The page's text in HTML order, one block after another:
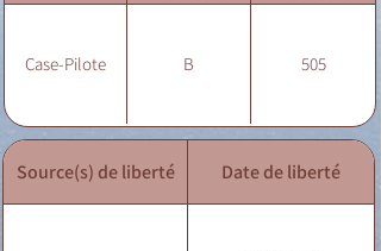
Case-Pilote B 505
Source(s) de liberté Date de liberté